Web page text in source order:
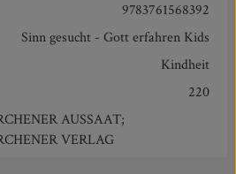
9783761568392
Sinn gesucht - Gott erfahren Kids
Kindheit
220
AUSSAAT;
VERLAG